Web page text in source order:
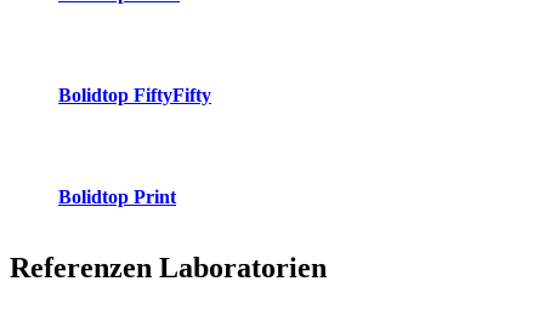
Bolidtop FiftyFifty
Bolidtop Print
Referenzen Laboratorien